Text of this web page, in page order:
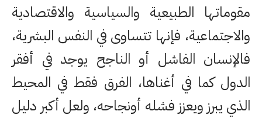
مقوماتها الطبيعية والسياسية والاقتصادية
والاجتماعية، فإنها تتساوى في النفس البشرية،
فالإنسان الفاشل أو الناجح يوجد في أفقر
الدول كما في أغناها، الفرق فقط في المحيط
الذي يبرز ويعزز فشله أونجاحه، ولعل أكبر دليل